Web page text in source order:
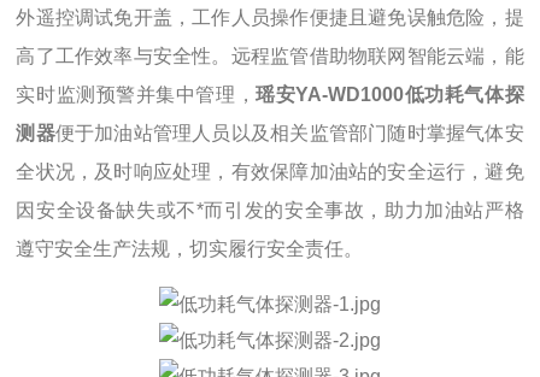
外遥控调试免开盖，工作人员操作便捷且避免误触危险，提
高了工作效率与安全性。远程监管借助物联网智能云端，能
实时监测预警并集中管理，瑶安YA-WD1000低功耗气体探
测器便于加油站管理人员以及相关监管部门随时掌握气体安
全状况，及时响应处理，有效保障加油站的安全运行，避免
因安全设备缺失或不*而引发的安全事故，助力加油站严格
遵守安全生产法规，切实履行安全责任。